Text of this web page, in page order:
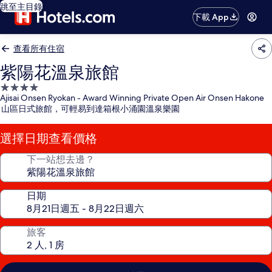
跳至主目錄
下載 App
查看所有住宿
紫陽花溫泉旅館
4.0
星
級
住
宿
Ajisai Onsen Ryokan - Award Winning Private Open Air Onsen Hakone
山區日式旅館，可輕易到達箱根小涌園溫泉樂園
選擇日期查看價格
下一站想去邊？
日期
旅客